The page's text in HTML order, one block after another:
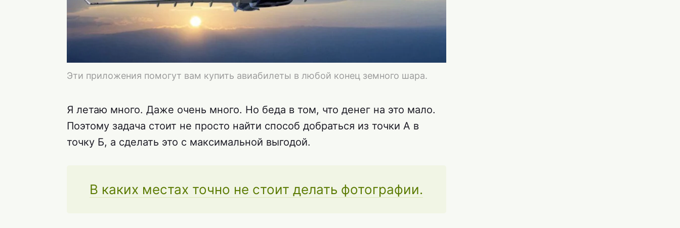
Эти приложения помогут вам купить авиабилеты в любой конец земного шара.
Я летаю много. Даже очень много. Но беда в том, что денег на это мало.
Поэтому задача стоит не просто найти способ добраться из точки А в
точку Б, а сделать это с максимальной выгодой.
В каких местах точно не стоит делать фотографии.